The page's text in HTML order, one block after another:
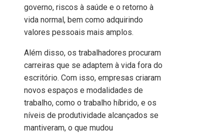
governo, riscos à saúde e o retorno à
vida normal, bem como adquirindo
valores pessoais mais amplos.
Além disso, os trabalhadores procuram
carreiras que se adaptem à vida fora do
escritório. Com isso, empresas criaram
novos espaços e modalidades de
trabalho, como o trabalho híbrido, e os
níveis de produtividade alcançados se
mantiveram, o que mudou